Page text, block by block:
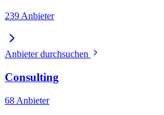
239 Anbieter
Anbieter durchsuchen
Consulting
68 Anbieter